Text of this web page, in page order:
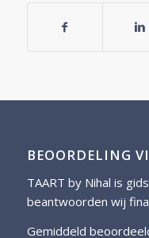
BEOORDELING
TAART by Nihal is
beantwoorden wij
Gemiddeld